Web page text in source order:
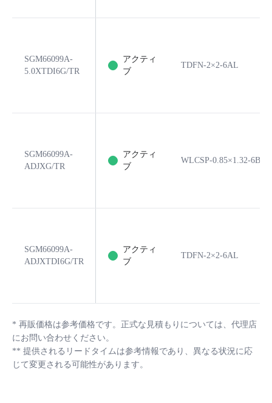
SGM66099A-
5.0XTDI6G/TR
アクティ
ブ
TDFN-2×2-6AL
SGM66099A-
ADJXG/TR
アクティ
ブ
WLCSP-0.85×1.32-6B
SGM66099A-
ADJXTDI6G/TR
アクティ
ブ
TDFN-2×2-6AL
* 再販価格は参考価格です。正式な見積もりについては、代理店
にお問い合わせください。
** 提供されるリードタイムは参考情報であり、異なる状況に応
じて変更される可能性があります。